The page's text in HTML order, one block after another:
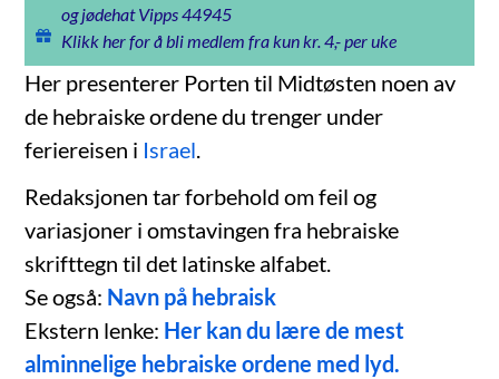
og jødehat Vipps 44945
Klikk her for å bli medlem fra kun kr. 4,- per uke
Her presenterer Porten til Midtøsten noen av
de hebraiske ordene du trenger under
feriereisen i Israel.
Redaksjonen tar forbehold om feil og
variasjoner i omstavingen fra hebraiske
skrifttegn til det latinske alfabet.
Se også: Navn på hebraisk
Ekstern lenke: Her kan du lære de mest
alminnelige hebraiske ordene med lyd.